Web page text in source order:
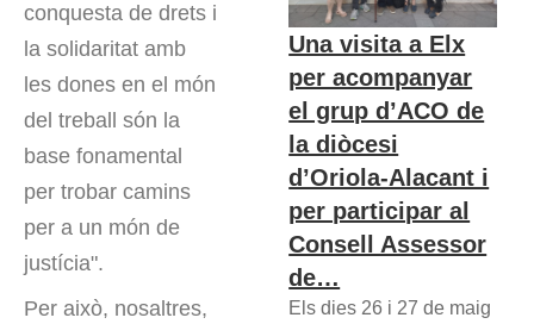
conquesta de drets i
la solidaritat amb
les dones en el món
del treball són la
base fonamental
per trobar camins
per a un món de
justícia".
Per això, nosaltres,
Una visita a Elx
per acompanyar
el grup d’ACO de
la diòcesi
d’Oriola-Alacant i
per participar al
Consell Assessor
de…
Els dies 26 i 27 de maig